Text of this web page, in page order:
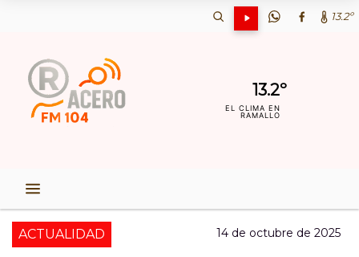
13.2º
13.2º
EL CLIMA EN
RAMALLO
ACTUALIDAD 14 de octubre de 2025